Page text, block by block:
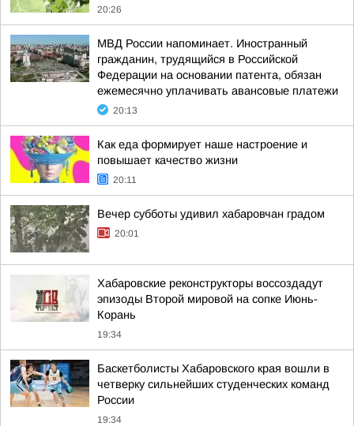
20:26
МВД России напоминает. Иностранный
гражданин, трудящийся в Российской
Федерации на основании патента, обязан
ежемесячно уплачивать авансовые платежи
20:13
Как еда формирует наше настроение и
повышает качество жизни
20:11
Вечер субботы удивил хабаровчан градом
20:01
Хабаровские реконструкторы воссоздадут
эпизоды Второй мировой на сопке Июнь-
Корань
19:34
Баскетболисты Хабаровского края вошли в
четверку сильнейших студенческих команд
России
19:34